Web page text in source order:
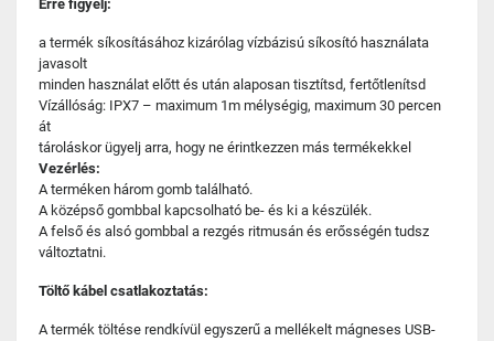
Erre figyelj:
a termék síkosításához kizárólag vízbázisú síkosító használata
javasolt
minden használat előtt és után alaposan tisztítsd, fertőtlenítsd
Vízállóság: IPX7 – maximum 1m mélységig, maximum 30 percen
át
tároláskor ügyelj arra, hogy ne érintkezzen más termékekkel
Vezérlés:
A terméken három gomb található.
A középső gombbal kapcsolható be- és ki a készülék.
A felső és alsó gombbal a rezgés ritmusán és erősségén tudsz
változtatni.
Töltő kábel csatlakoztatás:
A termék töltése rendkívül egyszerű a mellékelt mágneses USB-